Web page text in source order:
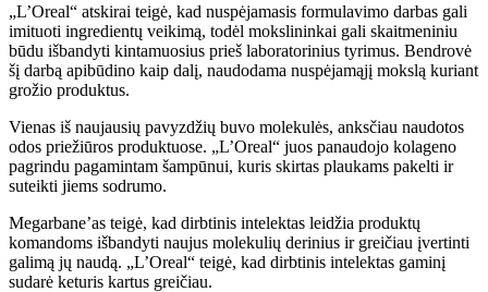
„L’Oreal“ atskirai teigė, kad nuspėjamasis formulavimo darbas gali
imituoti ingredientų veikimą, todėl mokslininkai gali skaitmeniniu
būdu išbandyti kintamuosius prieš laboratorinius tyrimus. Bendrovė
šį darbą apibūdino kaip dalį, naudodama nuspėjamąjį mokslą kuriant
grožio produktus.
Vienas iš naujausių pavyzdžių buvo molekulės, anksčiau naudotos
odos priežiūros produktuose. „L’Oreal“ juos panaudojo kolageno
pagrindu pagamintam šampūnui, kuris skirtas plaukams pakelti ir
suteikti jiems sodrumo.
Megarbane’as teigė, kad dirbtinis intelektas leidžia produktų
komandoms išbandyti naujus molekulių derinius ir greičiau įvertinti
galimą jų naudą. „L’Oreal“ teigė, kad dirbtinis intelektas gaminį
sudarė keturis kartus greičiau.